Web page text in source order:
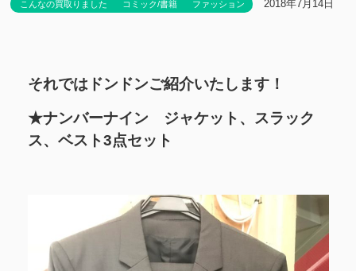
こんなの買取りました コミック/書籍 ファッション 2018年7月14日
それではドンドンご紹介いたします！
★ナンバーナイン ジャケット、スラック
ス、ベスト3点セット